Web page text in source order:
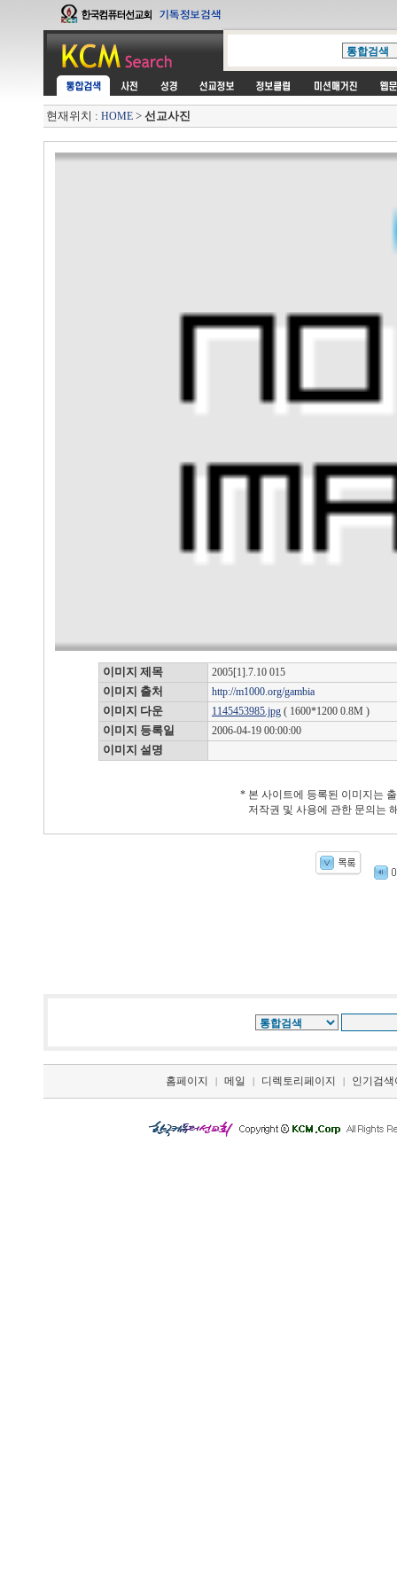
현재위치 : HOME > 선교사진
이미지 제목 2005[1].7.10 015
이미지 출처 http://m1000.org/gambia
이미지 다운 1145453985.jpg ( 1600*1200 0.8M )
이미지 등록일 2006-04-19 00:00:00
이미지 설명
* 본 사이트에 등록된 이미지는
저작권 및 사용에 관한 문의는
홈페이지 | 메일 | 디렉토리페이지 | 인기검색